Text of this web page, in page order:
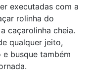
executadas com a
rolinha do
caçarolinha cheia.
qualquer jeito,
busque também